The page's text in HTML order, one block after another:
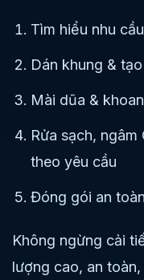
Tìm hiểu nhu
Dán khung &
Mài dũa &
Rửa sạch,
theo yêu cầu
Đóng gói an
Không ngừng cải
lượng cao, an